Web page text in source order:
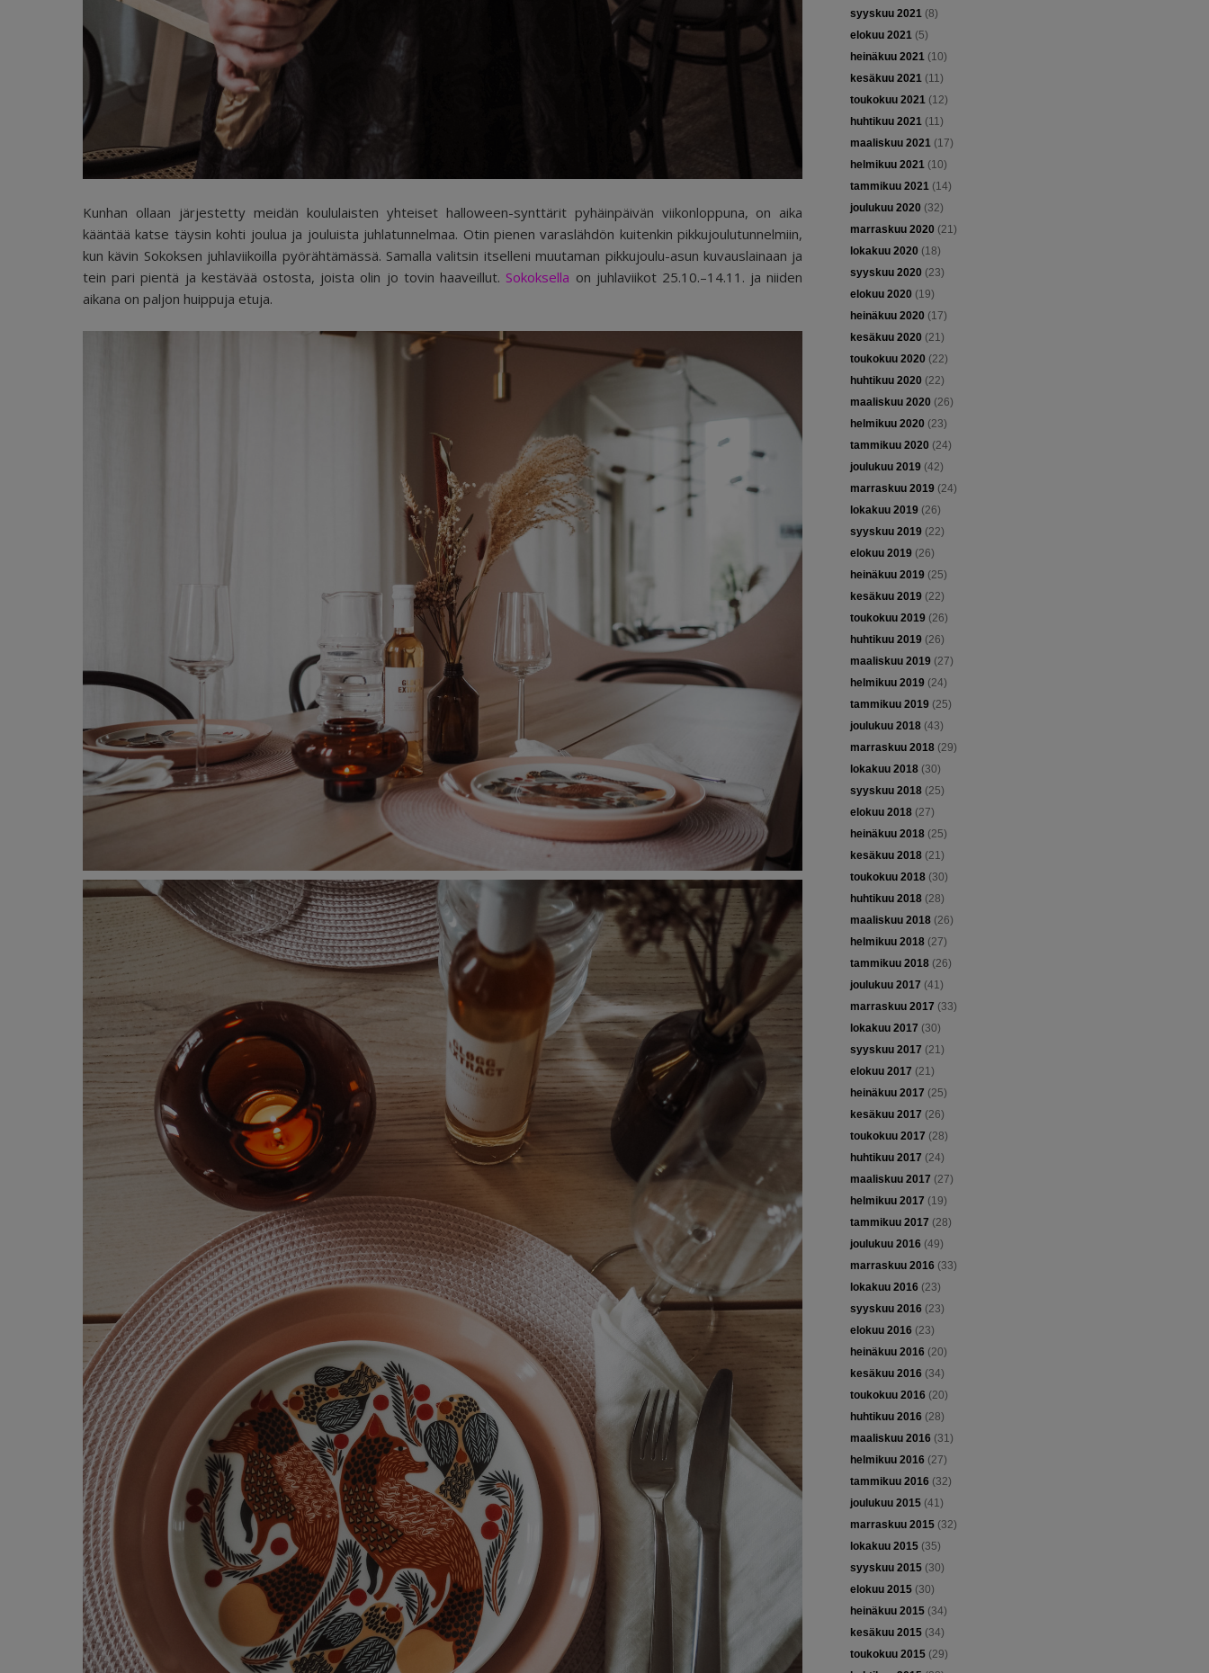
Kunhan ollaan järjestetty meidän koululaisten yhteiset halloween-synttärit pyhäinpäivän viikonloppuna, on aika
kääntää katse täysin kohti joulua ja jouluista juhlatunnelmaa. Otin pienen varaslähdön kuitenkin pikkujoulutunnelmiin,
kun kävin Sokoksen juhlaviikoilla pyörähtämässä. Samalla valitsin itselleni muutaman pikkujoulu-asun kuvauslainaan ja
tein pari pientä ja kestävää ostosta, joista olin jo tovin haaveillut. Sokoksella on juhlaviikot 25.10.–14.11. ja niiden
aikana on paljon huippuja etuja.
syyskuu 2021(8)
elokuu 2021(5)
heinäkuu 2021(10)
kesäkuu 2021(11)
toukokuu 2021(12)
huhtikuu 2021(11)
maaliskuu 2021(17)
helmikuu 2021(10)
tammikuu 2021(14)
joulukuu 2020 (32)
marraskuu 2020 (21)
lokakuu 2020 (18)
syyskuu 2020 (23)
elokuu 2020 (19)
heinäkuu 2020 (17)
kesäkuu 2020 (21)
toukokuu 2020 (22)
huhtikuu 2020 (22)
maaliskuu 2020 (26)
helmikuu 2020 (23)
tammikuu 2020 (24)
joulukuu 2019(42)
marraskuu 2019(24)
lokakuu 2019(26)
syyskuu 2019(22)
elokuu 2019(26)
heinäkuu 2019(25)
kesäkuu 2019(22)
toukokuu 2019(26)
huhtikuu 2019(26)
maaliskuu 2019(27)
helmikuu 2019(24)
tammikuu 2019(25)
joulukuu 2018(43)
marraskuu 2018(29)
lokakuu 2018(30)
syyskuu 2018(25)
elokuu 2018(27)
heinäkuu 2018(25)
kesäkuu 2018(21)
toukokuu 2018(30)
huhtikuu 2018(28)
maaliskuu 2018(26)
helmikuu 2018(27)
tammikuu 2018(26)
joulukuu 2017 (41)
marraskuu 2017 (33)
lokakuu 2017 (30)
syyskuu 2017 (21)
elokuu 2017 (21)
heinäkuu 2017 (25)
kesäkuu 2017 (26)
toukokuu 2017 (28)
huhtikuu 2017 (24)
maaliskuu 2017 (27)
helmikuu 2017 (19)
tammikuu 2017 (28)
joulukuu 2016 (49)
marraskuu 2016 (33)
lokakuu 2016 (23)
syyskuu 2016 (23)
elokuu 2016 (23)
heinäkuu 2016 (20)
kesäkuu 2016 (34)
toukokuu 2016 (20)
huhtikuu 2016 (28)
maaliskuu 2016 (31)
helmikuu 2016 (27)
tammikuu 2016 (32)
joulukuu 2015(41)
marraskuu 2015(32)
lokakuu 2015(35)
syyskuu 2015(30)
elokuu 2015(30)
heinäkuu 2015(34)
kesäkuu 2015(34)
toukokuu 2015(29)